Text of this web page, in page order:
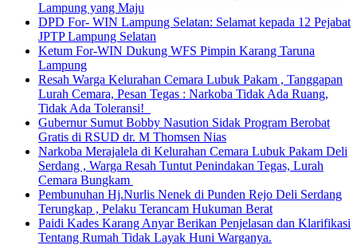
Lampung yang Maju
DPD For- WIN Lampung Selatan: Selamat kepada 12 Pejabat
JPTP Lampung Selatan
Ketum For-WIN Dukung WFS Pimpin Karang Taruna
Lampung
Resah Warga Kelurahan Cemara Lubuk Pakam , Tanggapan
Lurah Cemara, Pesan Tegas : Narkoba Tidak Ada Ruang,
Tidak Ada Toleransi!
Gubernur Sumut Bobby Nasution Sidak Program Berobat
Gratis di RSUD dr. M Thomsen Nias
Narkoba Merajalela di Kelurahan Cemara Lubuk Pakam Deli
Serdang , Warga Resah Tuntut Penindakan Tegas, Lurah
Cemara Bungkam
Pembunuhan Hj.Nurlis Nenek di Punden Rejo Deli Serdang
Terungkap , Pelaku Terancam Hukuman Berat
Paidi Kades Karang Anyar Berikan Penjelasan dan Klarifikasi
Tentang Rumah Tidak Layak Huni Warganya.